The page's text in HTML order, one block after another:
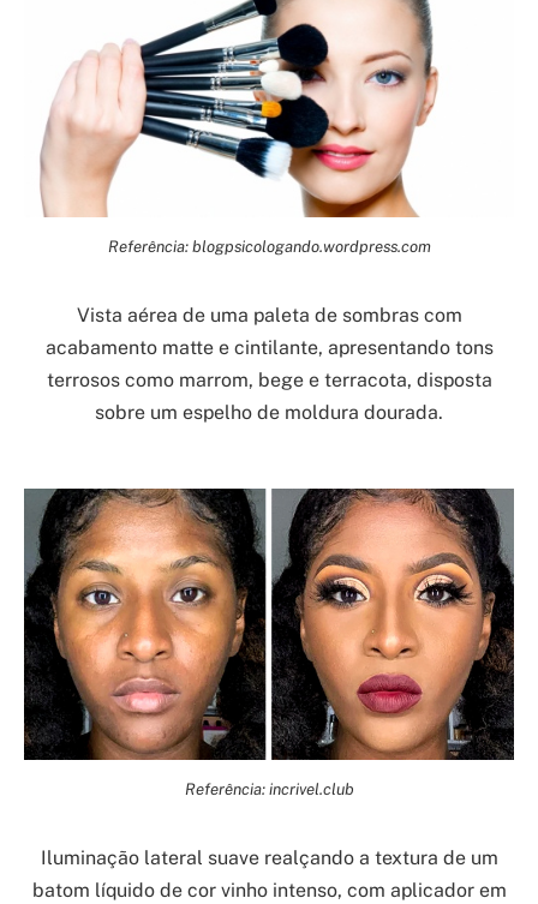
Referência: blogpsicologando.wordpress.com
Vista aérea de uma paleta de sombras com
acabamento matte e cintilante, apresentando tons
terrosos como marrom, bege e terracota, disposta
sobre um espelho de moldura dourada.
Referência: incrivel.club
Iluminação lateral suave realçando a textura de um
batom líquido de cor vinho intenso, com aplicador em